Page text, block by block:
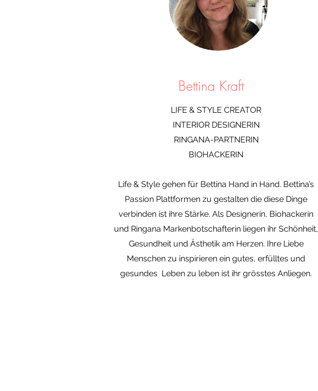
Bettina Kraft
LIFE & STYLE CREATOR
INTERIOR DESIGNERIN
RINGANA-PARTNERIN
BIOHACKERIN
Life & Style gehen für Bettina Hand in Hand. Bettina’s
Passion Plattformen zu gestalten die diese Dinge
verbinden ist ihre Stärke. Als Designerin, Biohackerin
und Ringana Markenbotschafterin liegen ihr Schönheit,
Gesundheit und Ästhetik am Herzen. Ihre Liebe
Menschen zu inspirieren ein gutes, erfülltes und
gesundes Leben zu leben ist ihr grösstes Anliegen.